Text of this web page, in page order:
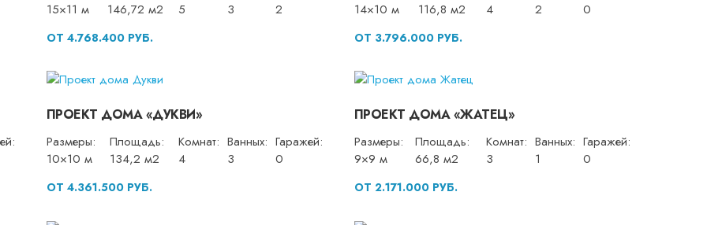
15×11 м
146,72 м2
5
3
2
ОТ 4.768.400 РУБ.
14×10 м
116,8 м2
4
2
0
ОТ 3.796.000 РУБ.
ПРОЕКТ ДОМА «ДУКВИ»
Размеры:
10×10 м
Площадь:
134,2 м2
Комнат:
4
Ванных:
3
Гаражей:
0
ОТ 4.361.500 РУБ.
ПРОЕКТ ДОМА «ЖАТЕЦ»
Размеры:
9×9 м
Площадь:
66,8 м2
Комнат:
3
Ванных:
1
Гаражей:
0
ОТ 2.171.000 РУБ.